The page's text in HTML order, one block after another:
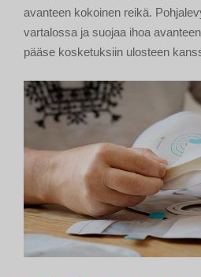
avanteen kokoinen reikä.
vartalossa ja suojaa ihoa
pääse kosketuksiin ulosteen